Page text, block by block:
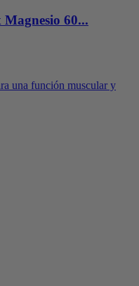
60...
una función muscular y